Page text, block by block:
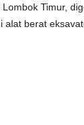
Lombok Timur,
alat berat